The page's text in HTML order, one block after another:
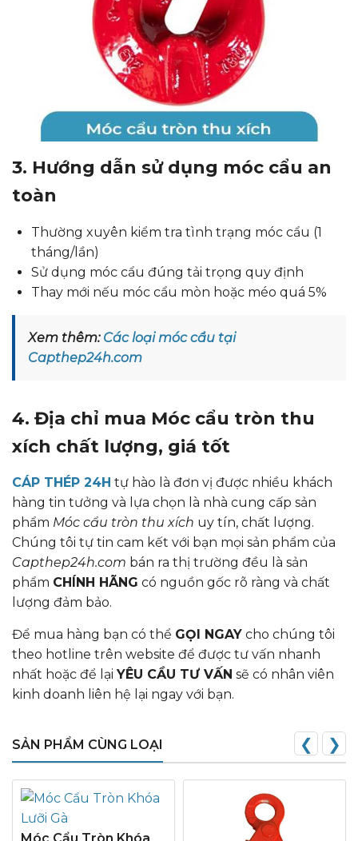
3. Hướng dẫn sử dụng móc cẩu an
toàn
Thường xuyên kiểm tra tình trạng móc cẩu (1
tháng/lần)
Sử dụng móc cẩu đúng tải trọng quy định
Thay mới nếu móc cẩu mòn hoặc méo quá 5%
Xem thêm: Các loại móc cẩu tại
Capthep24h.com
4. Địa chỉ mua Móc cẩu tròn thu
xích chất lượng, giá tốt
CÁP THÉP 24H tự hào là đơn vị được nhiều khách
hàng tin tưởng và lựa chọn là nhà cung cấp sản
phẩm Móc cẩu tròn thu xích uy tín, chất lượng.
Chúng tôi tự tin cam kết với bạn mọi sản phẩm của
Capthep24h.com bán ra thị trường đều là sản
phẩm CHÍNH HÃNG có nguồn gốc rõ ràng và chất
lượng đảm bảo.
Để mua hàng bạn có thể GỌI NGAY cho chúng tôi
theo hotline trên website để được tư vấn nhanh
nhất hoặc để lại YÊU CẦU TƯ VẤN sẽ có nhân viên
kinh doanh liên hệ lại ngay với bạn.
SẢN PHẨM CÙNG LOẠI ❮ ❯